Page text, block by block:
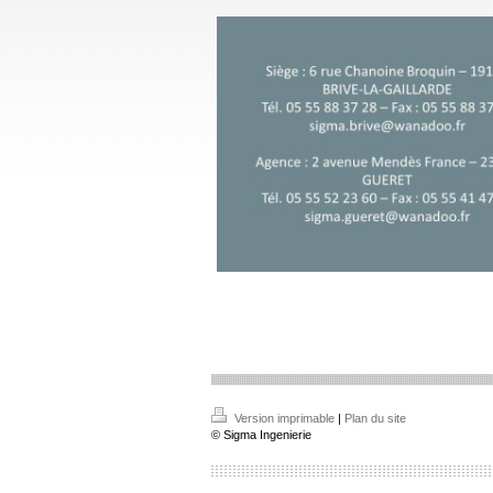
Version imprimable | Plan du site
© Sigma Ingenierie